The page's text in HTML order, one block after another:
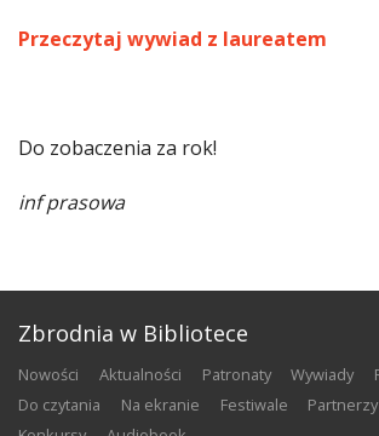
Przeczytaj wywiad z laureatem
Do zobaczenia za rok!
inf prasowa
Zbrodnia w Bibliotece
nowości aktualności patronaty wywiady
do czytania
na ekranie festiwale partnerzy